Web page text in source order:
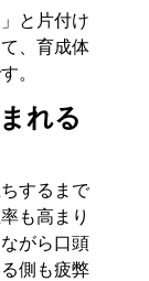
と片付け
、育成体
。
れる
するまで
も高まり
がら口頭
側も疲弊